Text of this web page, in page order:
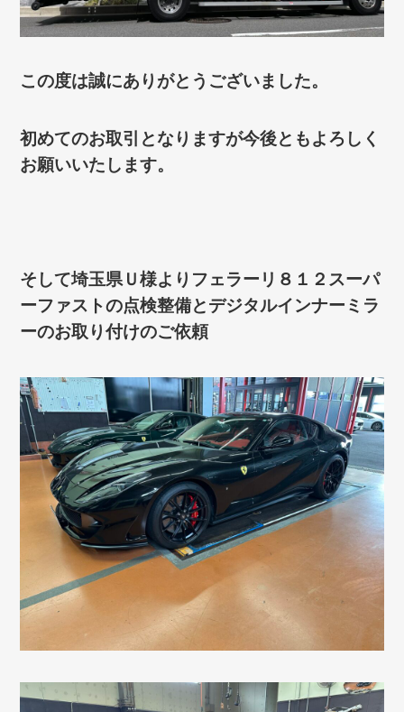
この度は誠にありがとうございました。
初めてのお取引となりますが今後ともよろしく
お願いいたします。
そして埼玉県Ｕ様よりフェラーリ８１２スーパ
ーファストの点検整備とデジタルインナーミラ
ーのお取り付けのご依頼